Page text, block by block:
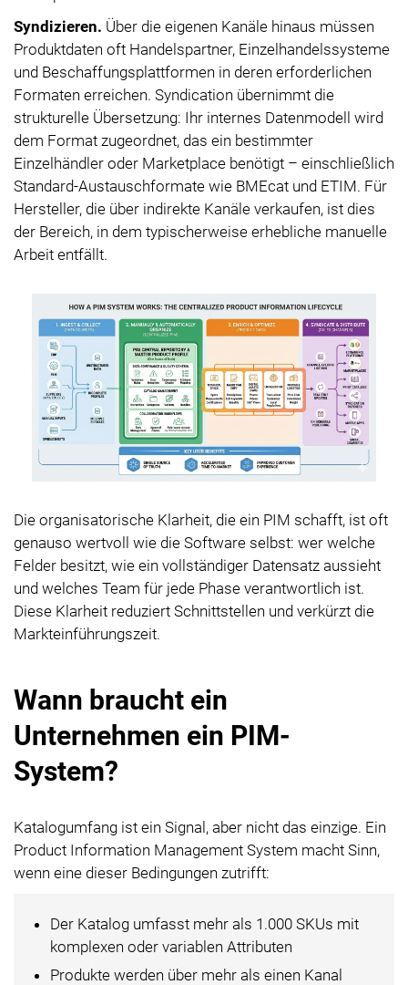
Syndizieren. Über die eigenen Kanäle hinaus müssen
Produktdaten oft Handelspartner, Einzelhandelssysteme
und Beschaffungsplattformen in deren erforderlichen
Formaten erreichen. Syndication übernimmt die
strukturelle Übersetzung: Ihr internes Datenmodell wird
dem Format zugeordnet, das ein bestimmter
Einzelhändler oder Marketplace benötigt – einschließlich
Standard-Austauschformate wie BMEcat und ETIM. Für
Hersteller, die über indirekte Kanäle verkaufen, ist dies
der Bereich, in dem typischerweise erhebliche manuelle
Arbeit entfällt.
Die organisatorische Klarheit, die ein PIM schafft, ist oft
genauso wertvoll wie die Software selbst: wer welche
Felder besitzt, wie ein vollständiger Datensatz aussieht
und welches Team für jede Phase verantwortlich ist.
Diese Klarheit reduziert Schnittstellen und verkürzt die
Markteinführungszeit.
Wann braucht ein
Unternehmen ein PIM-
System?
Katalogumfang ist ein Signal, aber nicht das einzige. Ein
Product Information Management System macht Sinn,
wenn eine dieser Bedingungen zutrifft:
Der Katalog umfasst mehr als 1.000 SKUs mit
komplexen oder variablen Attributen
Produkte werden über mehr als einen Kanal